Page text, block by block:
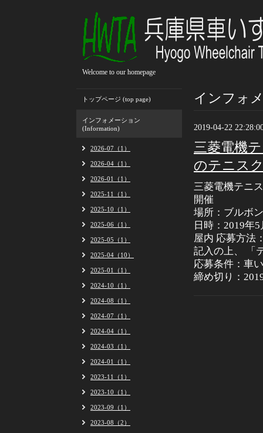
Welcome to our homepage
インフォ
2019-04-22
三菱電機
のテニス
三菱電機テニ
開催
場所：ブルボ
日時：2019年
屋内 応募方法
記入の上、 「
応募条件：車
締め切り：
トップページ (top page)
インフォメーション
(Information)
2026-07（1）
2026-04（1）
2026-01（1）
2025-11（1）
2025-10（1）
2025-06（1）
2025-05（1）
2025-04（10）
2025-01（1）
2024-10（1）
2024-08（1）
2024-07（1）
2024-04（1）
2024-03（1）
2024-01（1）
2023-11（1）
2023-10（1）
2023-09（1）
2023-08（2）